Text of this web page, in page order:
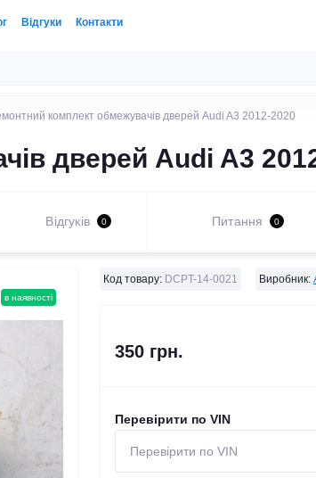
Відгуки Контакти
комплект обмежувачів дверей Audi A3 2012-2020
дверей Audi A3
Відгуків 0 Питання 0
в наявності
Код товару: DCPT-14-0021 Виробник:
350 грн.
Перевірити по VIN